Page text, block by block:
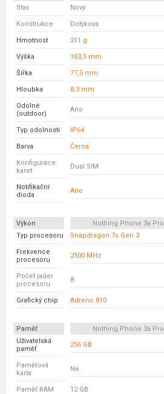
Stav
Nový
Konstrukce Dotyková
Hmotnost 211 g
Výška 163,5 mm
Šířka 77,5 mm
Hloubka 8,3 mm
Odolné
(outdoor)
Ano
Typ odolnosti IP64
Barva Černá
Konfigurace
karet
Dual SIM
Notifikační
dioda
Ano
Výkon Nothing Phone 3a Pro
Typ procesoru
Snapdragon 7s Gen 3
Frekvence
procesoru
2500 MHz
Počet jader
procesoru
8
Grafický chip Adreno 810
Paměť Nothing Phone 3a Pro
Uživatelská
paměť
256 GB
Paměťová
karta
Ne
Paměť RAM 12 GB